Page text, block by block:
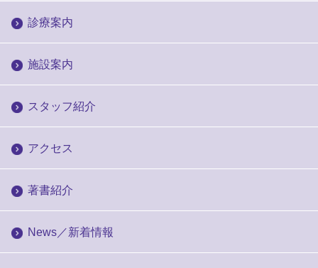
診療案内
施設案内
スタッフ紹介
アクセス
著書紹介
News／新着情報